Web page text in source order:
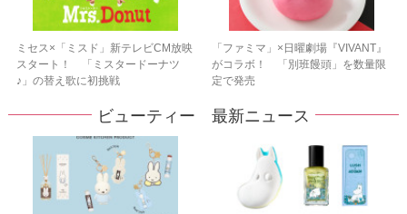
ミセス×「ミスド」新テレビCM放映
スタート！ 「ミスタードーナツ
♪」の替え歌に初挑戦
「ファミマ」×日曜劇場『VIVANT』
がコラボ！ 「別班饅頭」を数量限
定で発売
ビューティー 最新ニュース